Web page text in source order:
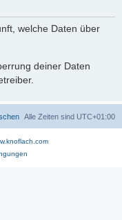
welche Daten über
deiner Daten
Alle Zeiten sind UTC+01:00